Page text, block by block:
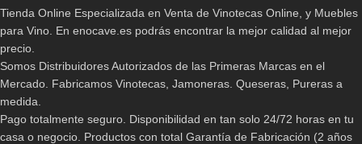
Tienda Online Especializada en Venta de Vinotecas Online, y Muebles
para Vino. En enocave.es podrás encontrar la mejor calidad al mejor
precio.
Somos Distribuidores Autorizados de las Primeras Marcas en el
Mercado. Fabricamos Vinotecas, Jamoneras. Queseras, Pureras a
medida.
Pago totalmente seguro. Disponibilidad en tan solo 24/72 horas en tu
casa o negocio. Productos con total Garantía de Fabricación (2 años